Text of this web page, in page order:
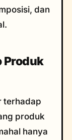
dan
Produk
terhadap
produk
hanya